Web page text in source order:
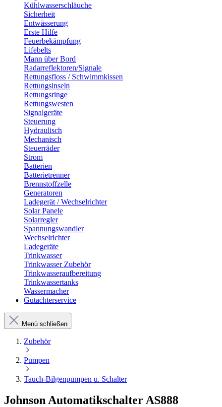
Kühlwasserschläuche
Sicherheit
Entwässerung
Erste Hilfe
Feuerbekämpfung
Lifebelts
Mann über Bord
Radarreflektoren/Signale
Rettungsfloss / Schwimmkissen
Rettungsinseln
Rettungsringe
Rettungswesten
Signalgeräte
Steuerung
Hydraulisch
Mechanisch
Steuerräder
Strom
Batterien
Batterietrenner
Brennstoffzelle
Generatoren
Ladegerät / Wechselrichter
Solar Panele
Solarregler
Spannungswandler
Wechselrichter
Ladegeräte
Trinkwasser
Trinkwasser Zubehör
Trinkwasseraufbereitung
Trinkwassertanks
Wassermacher
Gutachterservice
Menü schließen
Zubehör
Pumpen
Tauch-Bilgenpumpen u. Schalter
Johnson Automatikschalter AS888